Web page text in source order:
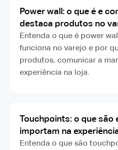
Power wall: o que é e
destaca produtos no
Entenda o que é power
funciona no varejo e por
produtos, comunicar a
experiência na loja.
Touchpoints: o que são
importam na
Entenda o que são